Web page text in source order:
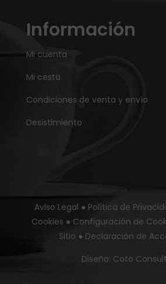
Información
Mi cuenta
Mi cesta
Condiciones de venta y envío
Desistimiento
Aviso Legal ● Política de
Cookies ● Configuración de
Sitio ● Declaración de
Diseño: Coto